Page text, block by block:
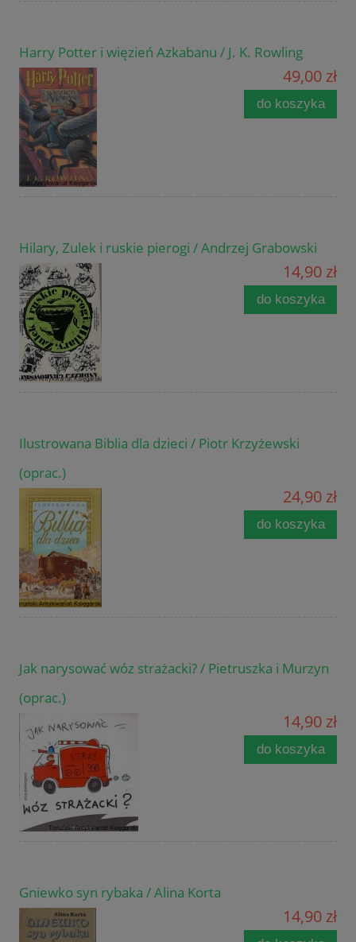
Harry Potter i więzień Azkabanu / J. K. Rowling
49,00 zł
do koszyka
Hilary, Zulek i ruskie pierogi / Andrzej Grabowski
14,90 zł
do koszyka
Ilustrowana Biblia dla dzieci / Piotr Krzyżewski
(oprac.)
24,90 zł
do koszyka
Jak narysować wóz strażacki? / Pietruszka i Murzyn
(oprac.)
14,90 zł
do koszyka
Gniewko syn rybaka / Alina Korta
14,90 zł